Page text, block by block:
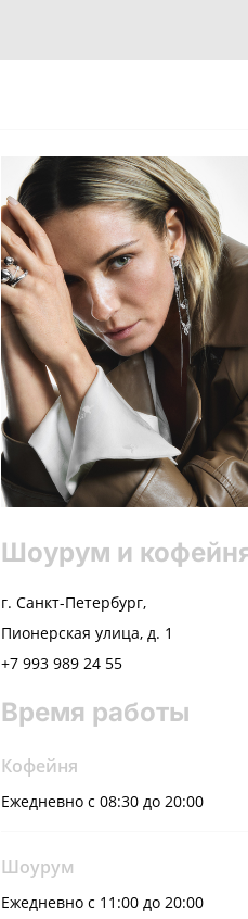
Шоурум и
г. Санкт-Петербург,
Пионерская улица, д. 1
+7 993 989 24 55
Время работы
Кофейня
Ежедневно с 08:30 до 20:00
Шоурум
Ежедневно с 11:00 до 20:00